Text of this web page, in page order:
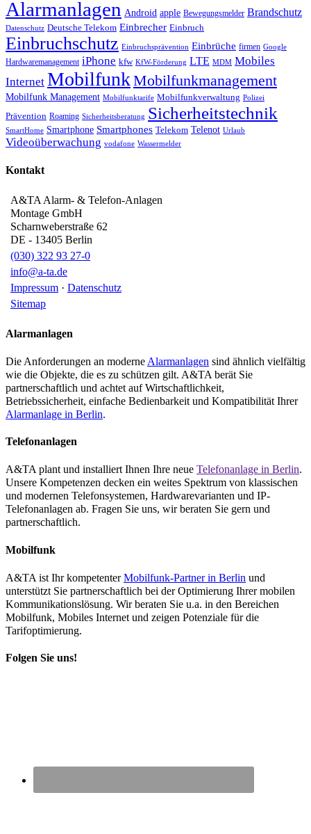
Alarmanlagen Android apple Bewegungsmelder Brandschutz
Datenschutz Deutsche Telekom Einbrecher Einbruch
Einbruchschutz Einbruchsprävention Einbrüche firmen Google
Hardwaremanagement iPhone kfw KfW-Förderung LTE MDM Mobiles
Internet MobilfunkMobilfunkmanagement
Mobilfunk Management Mobilfunktarife Mobilfunkverwaltung Polizei
Prävention Roaming Sicherheitsberatung Sicherheitstechnik
SmartHome Smartphone Smartphones Telekom Telenot Urlaub
Videoüberwachung vodafone Wassermelder
Kontakt
A&TA Alarm- & Telefon-Anlagen
Montage GmbH
Scharnweberstraße 62
DE - 13405 Berlin
(030) 322 93 27-0
info@a-ta.de
Impressum · Datenschutz
Sitemap
Alarmanlagen
Die Anforderungen an moderne Alarmanlagen sind ähnlich vielfältig
wie die Objekte, die es zu schützen gilt. A&TA berät Sie
partnerschaftlich und achtet auf Wirtschaftlichkeit,
Betriebssicherheit, einfache Bedienbarkeit und Kompatibilität Ihrer
Alarmanlage in Berlin.
Telefonanlagen
A&TA plant und installiert Ihnen Ihre neue Telefonanlage in Berlin.
Unsere Kompetenzen decken ein weites Spektrum von klassischen
und modernen Telefonsystemen, Hardwarevarianten und IP-
Telefonanlagen ab. Fragen Sie uns, wir beraten Sie gern und
partnerschaftlich.
Mobilfunk
A&TA ist Ihr kompetenterMobilfunk-Partner in Berlin und
unterstützt Sie partnerschaftlich bei der Optimierung Ihrer mobilen
Kommunikationslösung. Wir beraten Sie u.a. in den Bereichen
Mobilfunk, Mobiles Internet und zeigen Potenziale für die
Tarifoptimierung.
Folgen Sie uns!